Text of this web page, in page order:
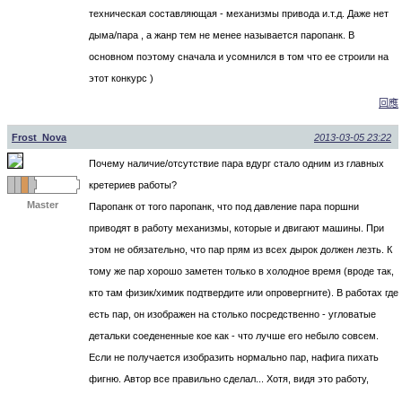
техническая составляющая - механизмы привода и.т.д. Даже нет
дыма/пара , а жанр тем не менее называется паропанк. В
основном поэтому сначала и усомнился в том что ее строили на
этот конкурс )
回應
Frost_Nova 2013-03-05 23:22
Master
Почему наличие/отсутствие пара вдург стало одним из главных
кретериев работы?
Паропанк от того паропанк, что под давление пара поршни
приводят в работу механизмы, которые и двигают машины. При
этом не обязательно, что пар прям из всех дырок должен лезть. К
тому же пар хорошо заметен только в холодное время (вроде так,
кто там физик/химик подтвердите или опровергните). В работах где
есть пар, он изображен на столько посредственно - угловатые
детальки соедененные кое как - что лучше его небыло совсем.
Если не получается изобразить нормально пар, нафига пихать
фигню. Автор все правильно сделал... Хотя, видя это работу,